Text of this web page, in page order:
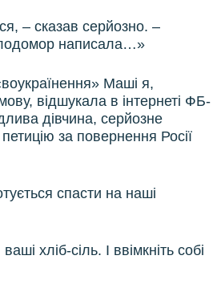
– сказав серйозно. –
написала…»
Маші я,
відшукала в інтернеті ФБ-
дівчина, серйозне
за повернення Росії
спасти на наші
хліб-сіль. І ввімкніть собі